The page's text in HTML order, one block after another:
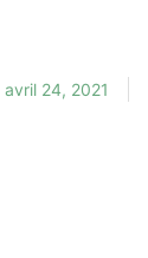
avril 24, 2021